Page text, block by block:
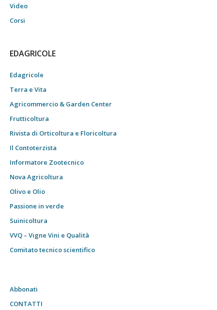
Video
Corsi
EDAGRICOLE
Edagricole
Terra e Vita
Agricommercio & Garden Center
Frutticoltura
Rivista di Orticoltura e Floricoltura
Il Contoterzista
Informatore Zootecnico
Nova Agricoltura
Olivo e Olio
Passione in verde
Suinicoltura
VVQ – Vigne Vini e Qualità
Comitato tecnico scientifico
Abbonati
CONTATTI